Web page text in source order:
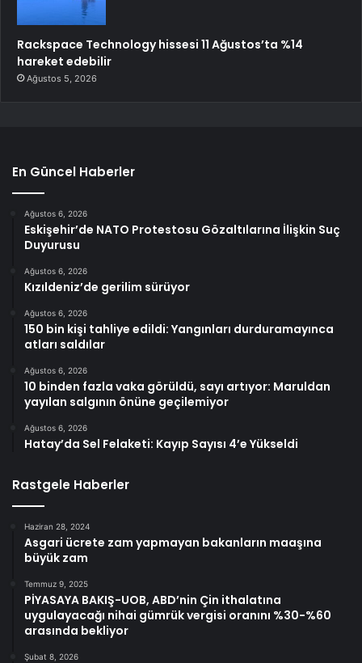
Rackspace Technology hissesi 11 Ağustos’ta %14
hareket edebilir
Ağustos 5, 2026
En Güncel Haberler
Ağustos 6, 2026
Eskişehir’de NATO Protestosu Gözaltılarına İlişkin Suç
Duyurusu
Ağustos 6, 2026
Kızıldeniz’de gerilim sürüyor
Ağustos 6, 2026
150 bin kişi tahliye edildi: Yangınları durduramayınca
atları saldılar
Ağustos 6, 2026
10 binden fazla vaka görüldü, sayı artıyor: Maruldan
yayılan salgının önüne geçilemiyor
Ağustos 6, 2026
Hatay’da Sel Felaketi: Kayıp Sayısı 4’e Yükseldi
Rastgele Haberler
Haziran 28, 2024
Asgari ücrete zam yapmayan bakanların maaşına
büyük zam
Temmuz 9, 2025
PİYASAYA BAKIŞ-UOB, ABD’nin Çin ithalatına
uygulayacağı nihai gümrük vergisi oranını %30-%60
arasında bekliyor
Şubat 8, 2026